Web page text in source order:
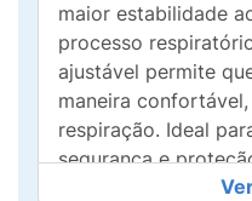
maior estabilidade
processo
ajustável permite
maneira
respiração. Ideal
segurança e
sua aplicação